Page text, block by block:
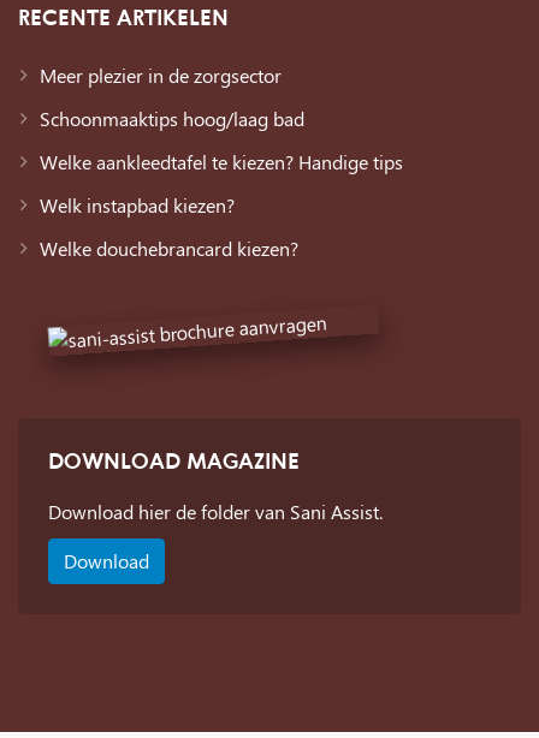
RECENTE ARTIKELEN
Meer plezier in de zorgsector
Schoonmaaktips hoog/laag bad
Welke aankleedtafel te kiezen? Handige tips
Welk instapbad kiezen?
Welke douchebrancard kiezen?
DOWNLOAD MAGAZINE
Download hier de folder van Sani Assist.
Download